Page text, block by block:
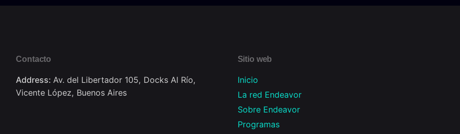
Contacto
Address: Av. del Libertador 105, Docks Al Río,
Vicente López, Buenos Aires
Sitio web
Inicio
La red Endeavor
Sobre Endeavor
Programas